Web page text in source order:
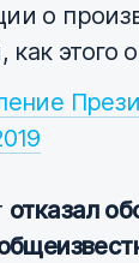
о
как этого
отказал